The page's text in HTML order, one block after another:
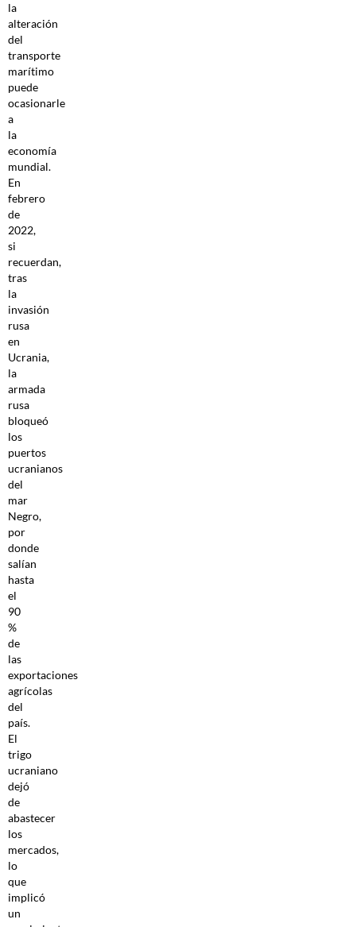
la
alteración
del
transporte
marítimo
puede
ocasionarle
a
la
economía
mundial.
En
febrero
de
2022,
si
recuerdan,
tras
la
invasión
rusa
en
Ucrania,
la
armada
rusa
bloqueó
los
puertos
ucranianos
del
mar
Negro,
por
donde
salían
hasta
el
90
%
de
las
exportaciones
agrícolas
del
país.
El
trigo
ucraniano
dejó
de
abastecer
los
mercados,
lo
que
implicó
un